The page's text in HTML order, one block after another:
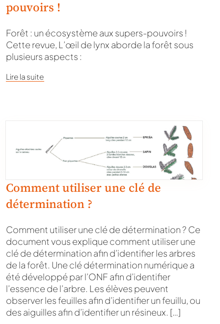
pouvoirs !
Forêt : un écosystème aux supers-pouvoirs !
Cette revue, L’œil de lynx aborde la forêt sous
plusieurs aspects :
Lire la suite
Comment utiliser une clé de
détermination ?
Comment utiliser une clé de détermination ? Ce
document vous explique comment utiliser une
clé de détermination afin d’identifier les arbres
de la forêt. Une clé détermination numérique a
été développé par l’ONF afin d’identifier
l’essence de l’arbre. Les élèves peuvent
observer les feuilles afin d’identifier un feuillu, ou
des aiguilles afin d’identifier un résineux. […]